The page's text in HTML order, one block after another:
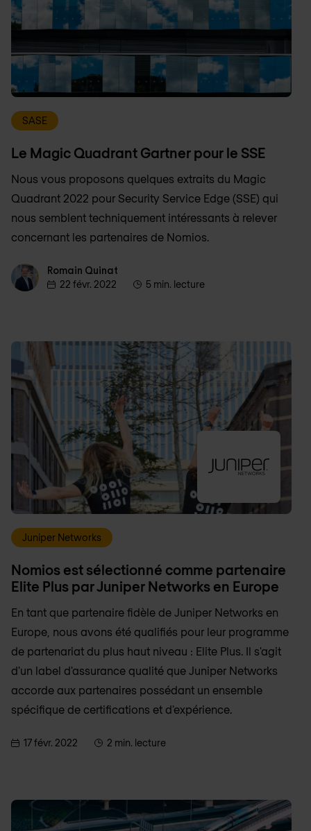
SASE
Le Magic Quadrant Gartner pour le SSE
Nous vous proposons quelques extraits du Magic
Quadrant 2022 pour Security Service Edge (SSE) qui
nous semblent techniquement intéressants à relever
concernant les partenaires de Nomios.
Romain Quinat
Romain Quinat
22 févr. 2022
5 min. lecture
Juniper Networks
Nomios est sélectionné comme partenaire
Elite Plus par Juniper Networks en Europe
En tant que partenaire fidèle de Juniper Networks en
Europe, nous avons été qualifiés pour leur programme
de partenariat du plus haut niveau : Elite Plus. Il s'agit
d'un label d'assurance qualité que Juniper Networks
accorde aux partenaires possédant un ensemble
spécifique de certifications et d'expérience.
17 févr. 2022 2 min. lecture